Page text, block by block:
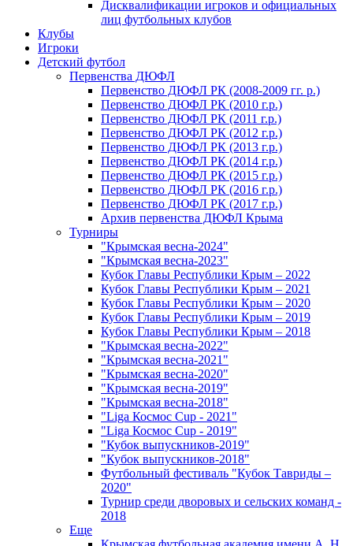
Дисквалификации игроков и официальных
лиц футбольных клубов
Клубы
Игроки
Детский футбол
Первенства ДЮФЛ
Первенство ДЮФЛ РК (2008-2009 гг. р.)
Первенство ДЮФЛ РК (2010 г.р.)
Первенство ДЮФЛ РК (2011 г.р.)
Первенство ДЮФЛ РК (2012 г.р.)
Первенство ДЮФЛ РК (2013 г.р.)
Первенство ДЮФЛ РК (2014 г.р.)
Первенство ДЮФЛ РК (2015 г.р.)
Первенство ДЮФЛ РК (2016 г.р.)
Первенство ДЮФЛ РК (2017 г.р.)
Архив первенства ДЮФЛ Крыма
Турниры
"Крымская весна-2024"
"Крымская весна-2023"
Кубок Главы Республики Крым – 2022
Кубок Главы Республики Крым – 2021
Кубок Главы Республики Крым – 2020
Кубок Главы Республики Крым – 2019
Кубок Главы Республики Крым – 2018
"Крымская весна-2022"
"Крымская весна-2021"
"Крымская весна-2020"
"Крымская весна-2019"
"Крымская весна-2018"
"Liga Космос Cup - 2021"
"Liga Космос Cup - 2019"
"Кубок выпускников-2019"
"Кубок выпускников-2018"
Футбольный фестиваль "Кубок Тавриды –
2020"
Турнир среди дворовых и сельских команд -
2018
Еще